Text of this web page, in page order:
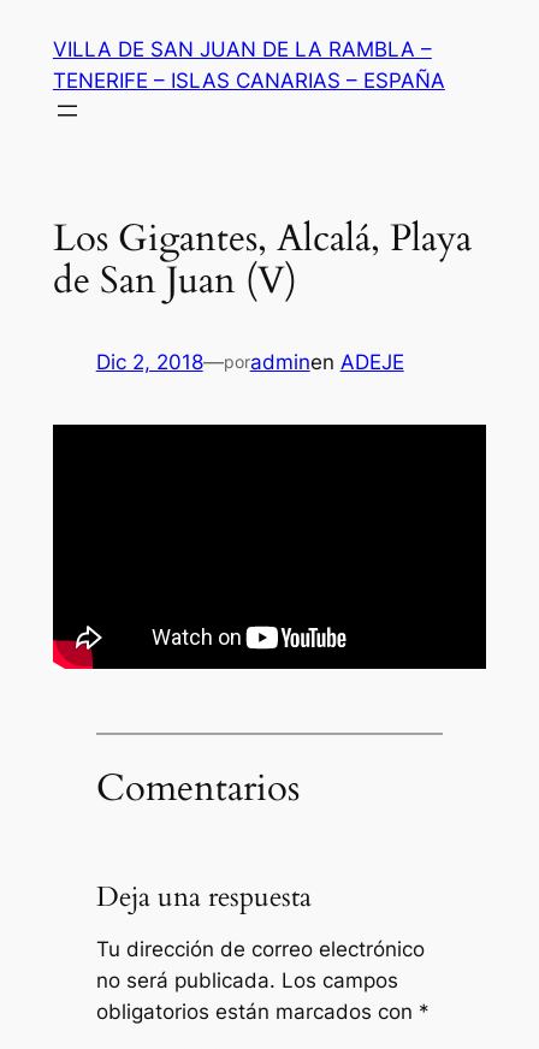
contenido
VILLA DE SAN JUAN DE LA RAMBLA –
TENERIFE – ISLAS CANARIAS – ESPAÑA
Los Gigantes, Alcalá, Playa
de San Juan (V)
Dic 2, 2018—poradminen ADEJE
Comentarios
Deja una respuesta
Tu dirección de correo electrónico
no será publicada. Los campos
obligatorios están marcados con *